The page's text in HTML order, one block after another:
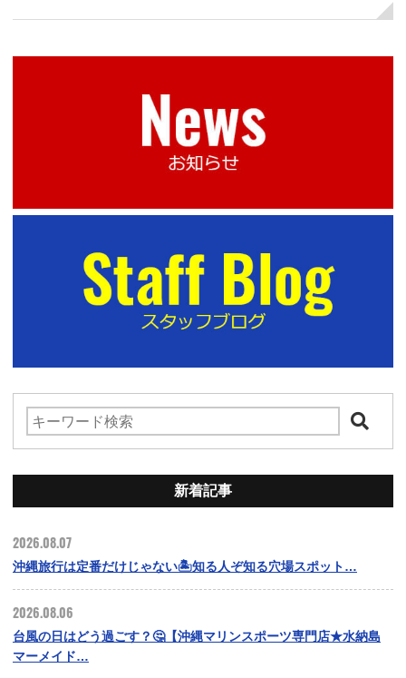
新着記事
2026.08.07
沖縄旅行は定番だけじゃない🏝️知る人ぞ知る穴場スポット…
2026.08.06
台風の日はどう過ごす？🤔【沖縄マリンスポーツ専門店★水納島
マーメイド…